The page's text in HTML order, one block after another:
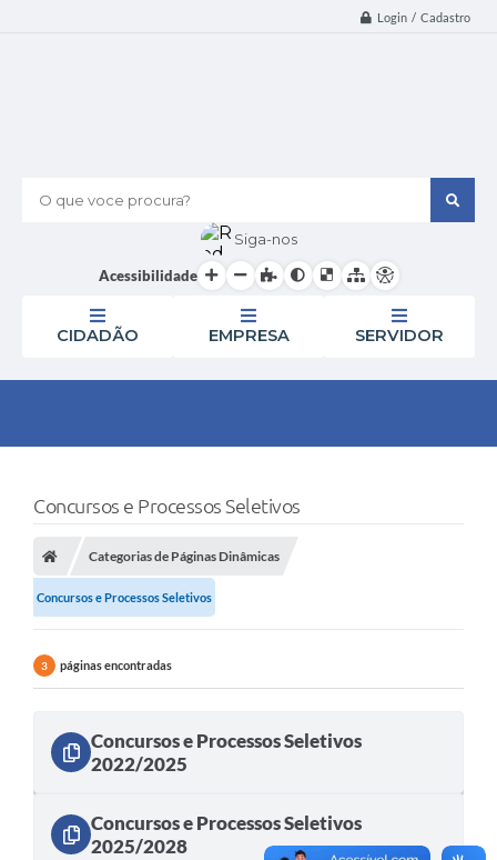
Login / Cadastro
O que voce procura?
Siga-nos
Acessibilidade
CIDADÃO EMPRESA SERVIDOR
Concursos e Processos Seletivos
Categorias de Páginas Dinâmicas
Concursos e Processos Seletivos
3 páginas encontradas
Concursos e Processos Seletivos
2022/2025
Concursos e Processos Seletivos
2025/2028